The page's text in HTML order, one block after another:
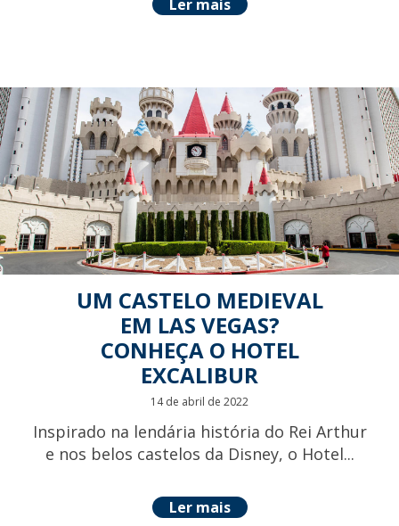
Ler mais
UM CASTELO MEDIEVAL
EM LAS VEGAS?
CONHEÇA O HOTEL
EXCALIBUR
14 de abril de 2022
Inspirado na lendária história do Rei Arthur
e nos belos castelos da Disney, o Hotel...
Ler mais